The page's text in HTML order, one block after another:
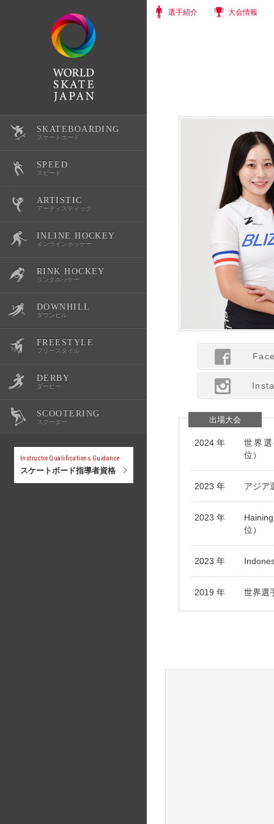
SKATEBOARDING
スケートボード
選手紹介
大会情報
スクール・体験会
公式記録
スケートボード育成環境整備
OWSR
SPEED
スピード
選手紹介
大会情報
スクール・体験会
公式記録
ARTISTIC
アーティスティック
選手紹介
大会情報
スクール・体験会
公式記録
INLINE HOCKEY
インラインホッケー
選手紹介
大会情報
スクール・体験会
公式記録
RINK HOCKEY
リンクホッケー
選手紹介
大会情報
スクール・体験会
公式記録
DOWNHILL
ダウンヒル
選手紹介
大会情報
スクール・体験会
公式記録
FREESTYLE
フリースタイル
選手紹介
大会情報
スクール・体験会
DERBY
ダービー
選手紹介
大会情報SCOOTERING
スクーター
選手紹介
Instructor Qualifications Guidance
スケートボード指導者資格
選手紹介 大会情報
出場大会
2024 年
世界
位）
2023 年 アジ
2023 年
位）
2023 年
2019 年 世界選